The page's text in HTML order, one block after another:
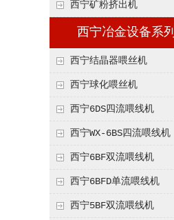
西宁矿粉挤出机
西宁冶金设备系列
西宁结晶器喂丝机
西宁球化喂丝机
西宁6DS四流喂线机
西宁WX-6BS四流喂线机
西宁6BF双流喂线机
西宁6BFD单流喂线机
西宁5BF双流喂线机